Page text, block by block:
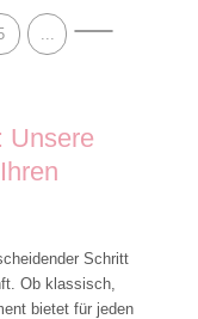
Unsere
Schritt
Ob klassisch,
bietet für jeden